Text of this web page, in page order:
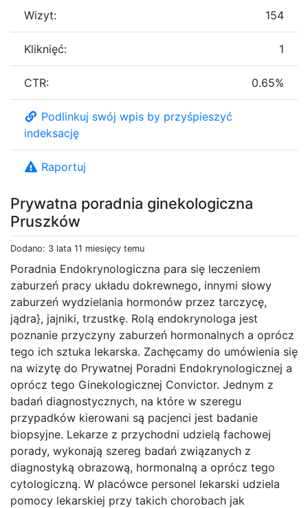
Prywatna poradnia ginekologiczna
Pruszków
Dodano: 3 lata 11 miesięcy temu
Poradnia Endokrynologiczna para się leczeniem
zaburzeń pracy układu dokrewnego, innymi słowy
zaburzeń wydzielania hormonów przez tarczycę,
jądra}, jajniki, trzustkę. Rolą endokrynologa jest
poznanie przyczyny zaburzeń hormonalnych a oprócz
tego ich sztuka lekarska. Zachęcamy do umówienia się
na wizytę do Prywatnej Poradni Endokrynologicznej a
oprócz tego Ginekologicznej Convictor. Jednym z
badań diagnostycznych, na które w szeregu
przypadków kierowani są pacjenci jest badanie
biopsyjne. Lekarze z przychodni udzielą fachowej
porady, wykonają szereg badań związanych z
diagnostyką obrazową, hormonalną a oprócz tego
cytologiczną. W placówce personel lekarski udziela
pomocy lekarskiej przy takich chorobach jak
Wizyt: 154
Kliknięć: 1
CTR: 0.65%
Podlinkuj swój wpis by przyśpieszyć
indeksację
Raportuj